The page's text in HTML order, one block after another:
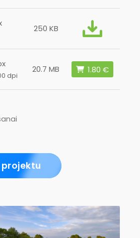
250 KB
dpi
20.7 MB